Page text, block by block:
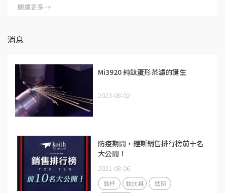
閱讀更多 ->
消息
Mi3920 純鈦蛋形茶濾的誕生
2023-08-02
防疫期間，鎧斯銷售排行榜前十名
大公開！
2021-08-06
鈦杯 鈦炊具
鈦筷